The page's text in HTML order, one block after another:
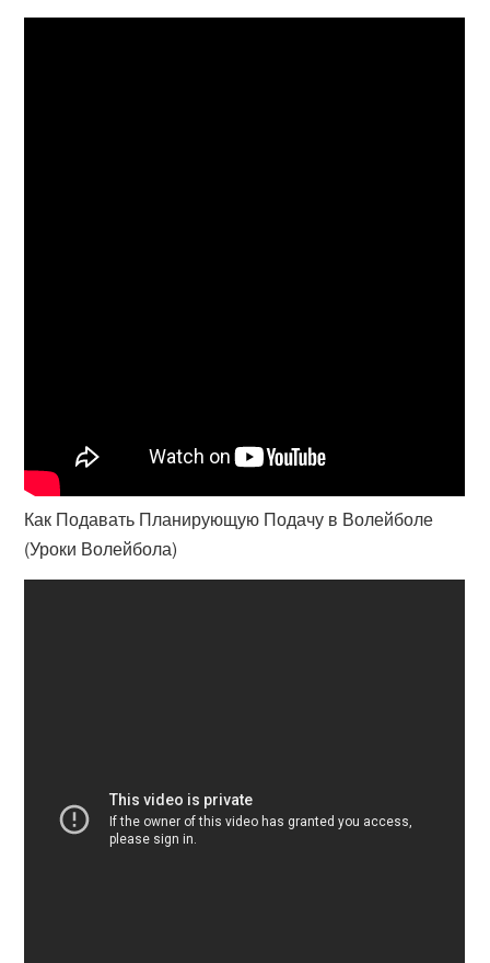
Как Подавать Планирующую Подачу в Волейболе
(Уроки Волейбола)